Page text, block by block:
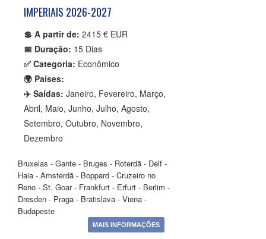
IMPERIAIS 2026-2027
💲 A partir de: 2415 € EUR
📅 Duração: 15 Dias
✅ Categoria: Econômico
🌍 Países:
✈️ Saídas: Janeiro, Fevereiro, Março,
Abril, Maio, Junho, Julho, Agosto,
Setembro, Outubro, Novembro,
Dezembro
Bruxelas - Gante - Bruges - Roterdã - Delf -
Haia - Amsterdã - Boppard - Cruzeiro no
Reno - St. Goar - Frankfurt - Erfurt - Berlim -
Dresden - Praga - Bratislava - Viena -
Budapeste
MAIS INFORMAÇÕES